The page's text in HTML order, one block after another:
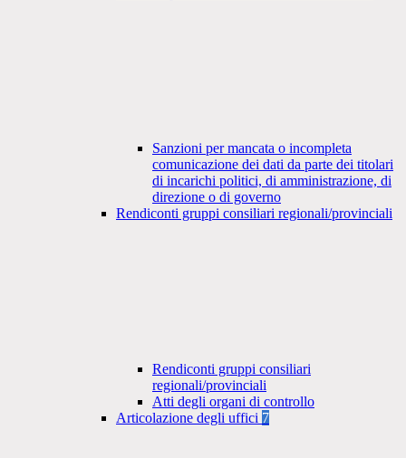
Sanzioni per mancata o incompleta
comunicazione dei dati da parte dei titolari
di incarichi politici, di amministrazione, di
direzione o di governo
Rendiconti gruppi consiliari regionali/provinciali
Rendiconti gruppi consiliari
regionali/provinciali
Atti degli organi di controllo
Articolazione degli uffici 7